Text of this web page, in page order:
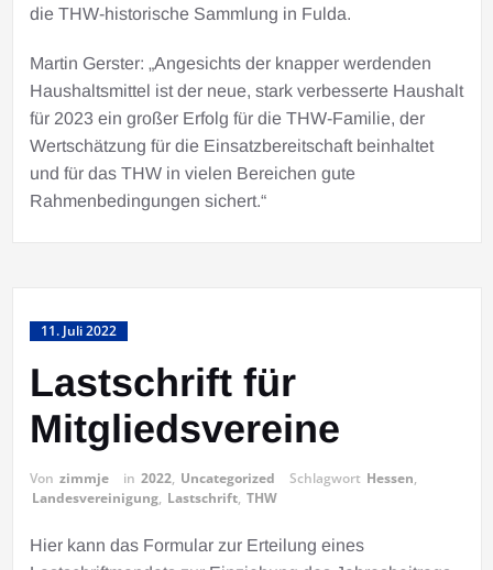
die THW-historische Sammlung in Fulda.
Martin Gerster: „Angesichts der knapper werdenden
Haushaltsmittel ist der neue, stark verbesserte Haushalt
für 2023 ein großer Erfolg für die THW-Familie, der
Wertschätzung für die Einsatzbereitschaft beinhaltet
und für das THW in vielen Bereichen gute
Rahmenbedingungen sichert.“
11. Juli 2022
Lastschrift für
Mitgliedsvereine
Von zimmje in 2022, Uncategorized Schlagwort Hessen,
Landesvereinigung, Lastschrift, THW
Hier kann das Formular zur Erteilung eines